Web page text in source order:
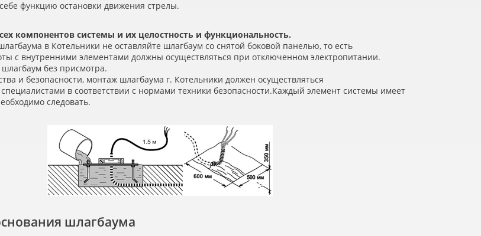
функцию остановки движения стрелы.
компонентов системы и их целостность и функциональность.
в Котельники не оставляйте шлагбаум со снятой боковой панелью, то есть
с внутренними элементами должны осуществляться при отключенном электропитании.
без присмотра.
и безопасности, монтаж шлагбаума г. Котельники должен осуществляться
в соответствии с нормами техники безопасности.Каждый элемент системы имеет
следовать.
шлагбаума